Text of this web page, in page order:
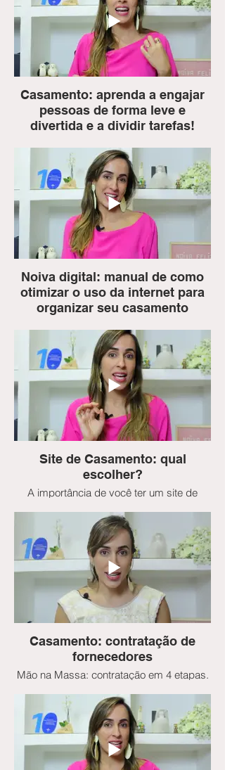
tabus que envolvem esses dois assuntos,
tipo: quem devo chamar do meu trabalho?
Quem deve pagar a festa?
Casamento: aprenda a engajar
pessoas de forma leve e
divertida e a dividir tarefas!
participantes nos preparativos de forma
leve e divertida
- E como dividir tarefas, identificando as
pessoas que tem o perfil adequado para
te ajudar nessa jornada...
Noiva digital: manual de como
otimizar o uso da internet para
organizar seu casamento
e Pinterest e Whatsapp de forma
otimizada para se inspirar e definir o estilo
do seu casamento;
- Como e onde encontrar os melhores
fornecedores e verificar a reputação
deles;
- Como pedir orçamentos por meio de
plataformas específicas de casamento...
Site de Casamento: qual
escolher?
A importância de você ter um site de
melhor plataforma para você escolher.
Falaremos também sobre o convite de
casamento: o escrever, como e quando
entregar...
O site dos noivos e o convite são os
canais de contato dos convidados com os
noivos, e são eles que transmitem a
proposta de valor do casamento...
Casamento: contratação de
fornecedores
Mão na Massa: contratação em 4 etapas.
Nesta aula veremos:
- As quatro principais etapas de
contratação dos principais fornecedores
- Quais cuidados ter a hora de contratar
cada serviço específico.